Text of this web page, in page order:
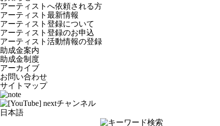
アーティストへ依頼される方
アーティスト最新情報
アーティスト登録について
アーティスト登録のお申込
アーティスト活動情報の登録
助成金案内
助成金制度
アーカイブ
お問い合わせ
サイトマップ